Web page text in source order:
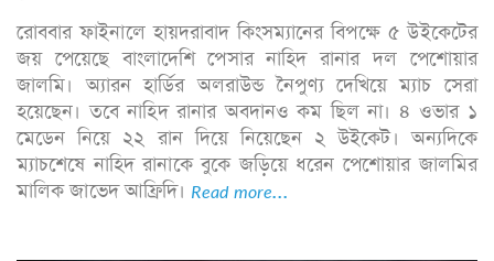
রোববার ফাইনালে হায়দরাবাদ কিংসম্যানের বিপক্ষে ৫ উইকেটের
জয় পেয়েছে বাংলাদেশি পেসার নাহিদ রানার দল পেশোয়ার
জালমি। অ্যারন হার্ডির অলরাউন্ড নৈপুণ্য দেখিয়ে ম্যাচ সেরা
হয়েছেন। তবে নাহিদ রানার অবদানও কম ছিল না। ৪ ওভার ১
মেডেন নিয়ে ২২ রান দিয়ে নিয়েছেন ২ উইকেট। অন্যদিকে
ম্যাচশেষে নাহিদ রানাকে বুকে জড়িয়ে ধরেন পেশোয়ার জালমির
মালিক জাভেদ আফ্রিদি। Read more...